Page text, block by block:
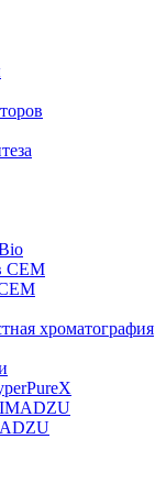
CEM
хроматография